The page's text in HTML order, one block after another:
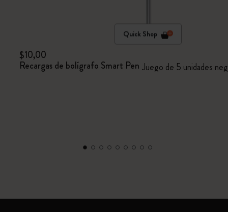
Quick Shop
$10,00
Recargas de bolígrafo Smart Pen Juego de 5 unidades